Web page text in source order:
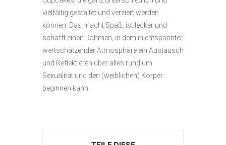
vielfältig gestaltet und verziert werden
können. Das macht Spaß, ist lecker und
schafft einen Rahmen, in dem in entspannter,
wertschätzender Atmosphäre ein Austausch
und Reflektieren über alles rund um
Sexualität und den (weiblichen) Körper
beginnen kann.